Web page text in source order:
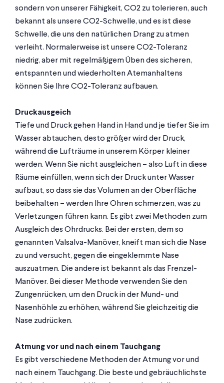
sondern von unserer Fähigkeit, CO2 zu tolerieren, auch
bekannt als unsere CO2-Schwelle, und es ist diese
Schwelle, die uns den natürlichen Drang zu atmen
verleiht. Normalerweise ist unsere CO2-Toleranz
niedrig, aber mit regelmäßigem Üben des sicheren,
entspannten und wiederholten Atemanhaltens
können Sie Ihre CO2-Toleranz aufbauen.
Druckausgeich
Tiefe und Druck gehen Hand in Hand und je tiefer Sie im
Wasser abtauchen, desto größer wird der Druck,
während die Lufträume in unserem Körper kleiner
werden. Wenn Sie nicht ausgleichen – also Luft in diese
Räume einfüllen, wenn sich der Druck unter Wasser
aufbaut, so dass sie das Volumen an der Oberfläche
beibehalten – werden Ihre Ohren schmerzen, was zu
Verletzungen führen kann. Es gibt zwei Methoden zum
Ausgleich des Ohrdrucks. Bei der ersten, dem so
genannten Valsalva-Manöver, kneift man sich die Nase
zu und versucht, gegen die eingeklemmte Nase
auszuatmen. Die andere ist bekannt als das Frenzel-
Manöver. Bei dieser Methode verwenden Sie den
Zungenrücken, um den Druck in der Mund- und
Nasenhöhle zu erhöhen, während Sie gleichzeitig die
Nase zudrücken.
Atmung vor und nach einem Tauchgang
Es gibt verschiedene Methoden der Atmung vor und
nach einem Tauchgang. Die beste und gebräuchlichste